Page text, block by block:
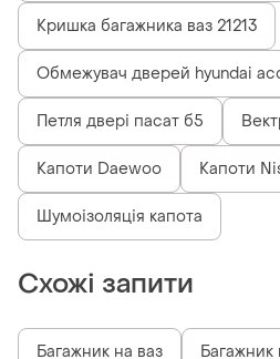
Кришка багажника ваз 21213
Обмежувач дверей hyundai
Петля двері пасат б5
Капоти Daewoo Капоти
Шумоізоляція капота
Схожі запити
Багажник на ваз Багажник